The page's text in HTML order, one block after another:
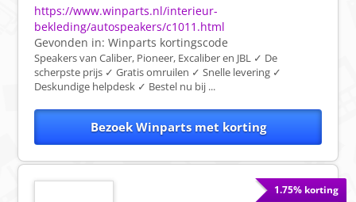
https://www.winparts.nl/interieur-
bekleding/autospeakers/c1011.html
Gevonden in:Winparts kortingscode
Speakers van Caliber, Pioneer, Excaliber en JBL ✓ De
scherpste prijs ✓ Gratis omruilen ✓ Snelle levering ✓
Deskundige helpdesk ✓ Bestel nu bij ...
Bezoek Winparts met korting
1.75% korting